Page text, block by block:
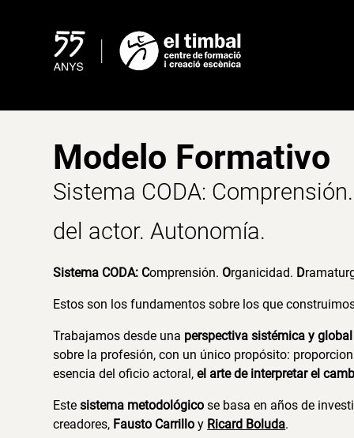
Modelo Formativo
Sistema CODA:
del actor. Autonomía.
Sistema CODA: Comprensión. Organicidad. D
Estos son los fundamentos sobre los que
Trabajamos desde una perspectiva sistémica y
sobre la profesión, con un único propósito:
esencia del oficio actoral,el arte de interpretar el
Estesistema metodológico se basa en años de
creadores, Fausto Carrillo y Ricard Boluda.